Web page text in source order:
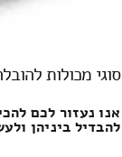
סוגי מכולות
אנו נעזור לכם
להבדיל ביניהן